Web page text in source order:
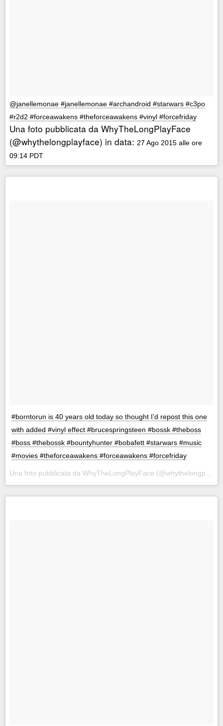
@janellemonae #janellemonae #archandroid #starwars #c3po
#r2d2 #forceawakens #theforceawakens #vinyl #forcefriday
Una foto pubblicata da WhyTheLongPlayFace
(@whythelongplayface) in data: 27 Ago 2015 alle ore
09:14 PDT
#borntorun is 40 years old today so thought I’d repost this one
with added #vinyl effect #brucespringsteen #bossk #theboss
#boss #thebossk #bountyhunter #bobafett #starwars #music
#movies #theforceawakens #forceawakens #forcefriday